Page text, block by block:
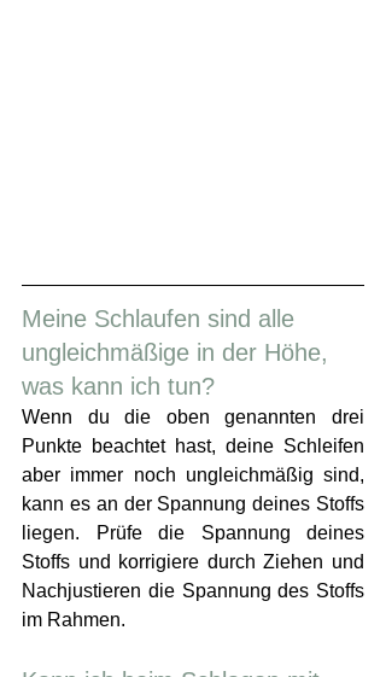
Meine Schlaufen sind alle
ungleichmäßige in der Höhe,
was kann ich tun?
Wenn du die oben genannten drei
Punkte beachtet hast, deine Schleifen
aber immer noch ungleichmäßig sind,
kann es an der Spannung deines Stoffs
liegen. Prüfe die Spannung deines
Stoffs und korrigiere durch Ziehen und
Nachjustieren die Spannung des Stoffs
im Rahmen.